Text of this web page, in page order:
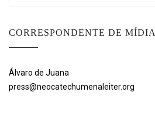
CORRESPONDENTE DE MÍDIA
Álvaro de Juana
press@neocatechumenaleiter.org